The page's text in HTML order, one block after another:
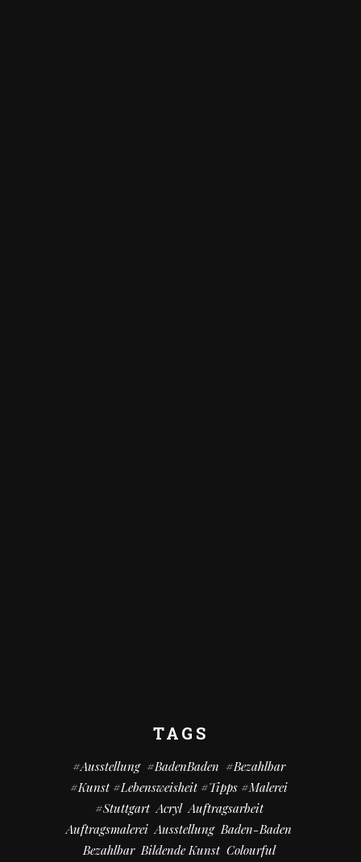
TAGS
#Ausstellung #BadenBaden #bezahlbar
#kunst #Lebensweisheit #Tipps #Malerei
#Stuttgart Acryl Auftragsarbeit
Auftragsmalerei Ausstellung Baden-Baden
Bezahlbar Bildende Kunst Colourful